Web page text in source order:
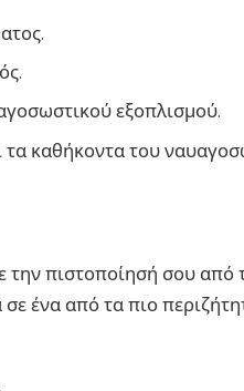
εξοπλισμού.
τα καθήκοντα του
πιστοποίησή σου από
ένα από τα πιο